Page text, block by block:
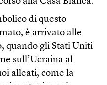
di questo
è arrivato alle
quando gli Stati Uniti
sull’Ucraina al
alleati, come la